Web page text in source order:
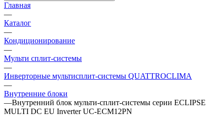
Главная
—
Каталог
—
Кондиционирование
—
Мульти сплит-системы
—
Инверторные мультисплит-системы QUATTROCLIMA
—
Внутренние блоки
—Внутренний блок мульти-сплит-системы серии ECLIPSE
MULTI DC EU Inverter UC-ECM12PN